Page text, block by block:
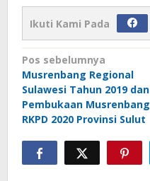
Ikuti Kami Pada
Navigasi
pos
Pos sebelumnya
Musrenbang Regional
Sulawesi Tahun 2019 dan
Pembukaan Musrenbang
RKPD 2020 Provinsi Sulut